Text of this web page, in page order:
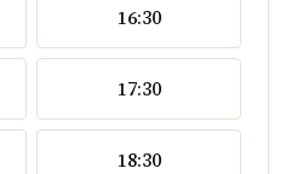
16:30
17:30
18:30